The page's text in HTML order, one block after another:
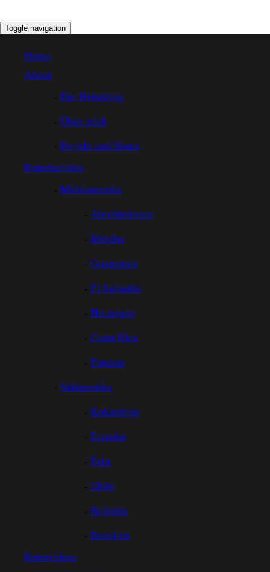
Toggle navigation
Home
About
Der Reiseblog
Über mich
Projekt und Route
Reiseberichte
Mittelamerika
Abschiedstour
Mexiko
Guatemala
El Salvador
Nicaragua
Costa Rica
Panama
Südamerika
Kolumbien
Ecuador
Peru
Chile
Bolivien
Brasilien
Reisevideos